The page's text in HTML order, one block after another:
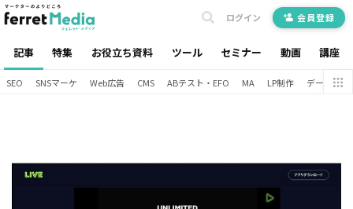
記事 特集 お役立ち資料 ツール セミナー 動画 講座
ログイン 会員登録
SEO SNSマーケ Web広告 CMS ABテスト・EFO MA LP制作 データ分析